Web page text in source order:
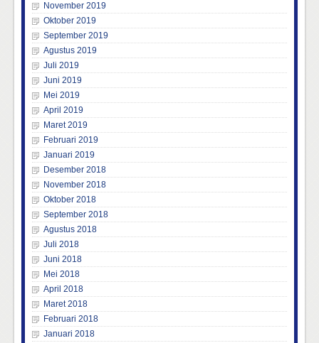
November 2019
Oktober 2019
September 2019
Agustus 2019
Juli 2019
Juni 2019
Mei 2019
April 2019
Maret 2019
Februari 2019
Januari 2019
Desember 2018
November 2018
Oktober 2018
September 2018
Agustus 2018
Juli 2018
Juni 2018
Mei 2018
April 2018
Maret 2018
Februari 2018
Januari 2018